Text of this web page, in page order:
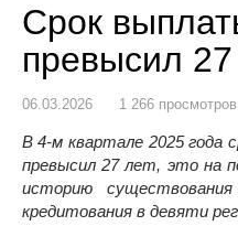
Срок
превысил
06.03.2026 1 266 просмотров
В 4-м квартале 2025 года
превысил 27 лет, это на
историю
кредитования в девяти